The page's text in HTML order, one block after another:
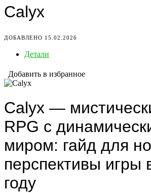
Calyx
ДОБАВЛЕНО 15.02.2026
Детали
Добавить в избранное
Calyx —
RPG с
миром: гайд для
перспективы игры
году